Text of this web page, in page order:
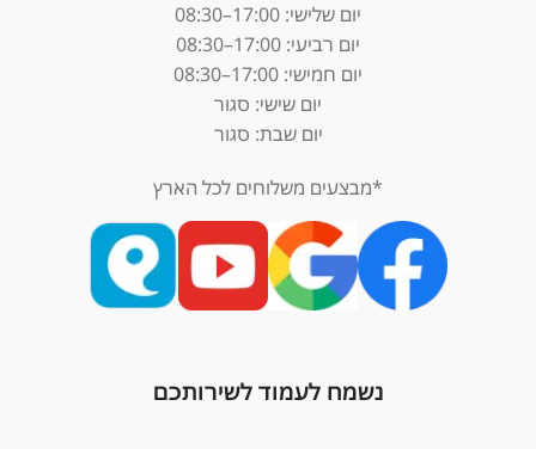
יום שלישי: 17:00–08:30
יום רביעי: 17:00–08:30
יום חמישי: 17:00–08:30
יום שישי: סגור
יום שבת: סגור
*מבצעים משלוחים לכל הארץ
נשמח לעמוד לשירותכם